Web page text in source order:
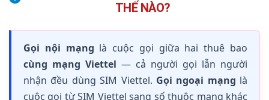
THẾ NÀO?
Gọi nội mạng là cuộc gọi giữa hai thuê bao
cùng mạng Viettel — cả người gọi lẫn người
nhận đều dùng SIM Viettel. Gọi ngoại mạng là
cuộc gọi từ SIM Viettel sang số thuộc mạng khác